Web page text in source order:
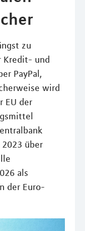
zu
Kredit- und
PayPal,
wird
EU der
über
als
der Euro-